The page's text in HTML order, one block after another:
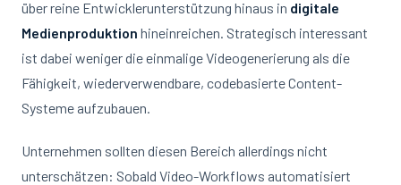
über reine Entwicklerunterstützung hinaus in digitale
Medienproduktion hineinreichen. Strategisch interessant
ist dabei weniger die einmalige Videogenerierung als die
Fähigkeit, wiederverwendbare, codebasierte Content-
Systeme aufzubauen.
Unternehmen sollten diesen Bereich allerdings nicht
unterschätzen: Sobald Video-Workflows automatisiert